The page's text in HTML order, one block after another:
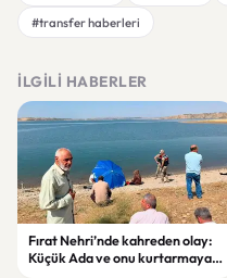
#transfer haberleri
İLGILI HABERLER
Fırat Nehri’nde kahreden olay:
Küçük Ada ve onu kurtarmaya